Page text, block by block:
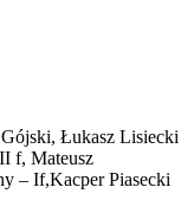
Łukasz Lisiecki
f, Mateusz
– If,Kacper Piasecki